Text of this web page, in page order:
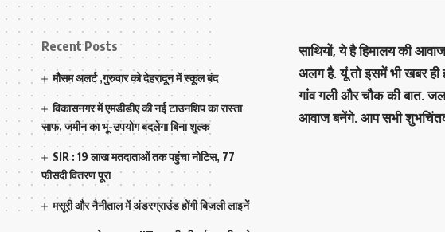
Recent Posts
मौसम अलर्ट ,गुरुवार को देहरादून में स्कूल बंद
विकासनगर में एमडीडीए की नई टाउनशिप का रास्ता
साफ, जमीन का भू-उपयोग बदलेगा बिना शुल्क
SIR : 19 लाख मतदाताओं तक पहुंचा नोटिस, 77
फीसदी वितरण पूरा
मसूरी और नैनीताल में अंडरग्राउंड होंगी बिजली लाइनें
साथियों, ये है हिमालय की
अलग है. यूं तो इसमें भी खबर ही
गांव गली और चौक की बात.
आवाज बनेंगे. आप सभी